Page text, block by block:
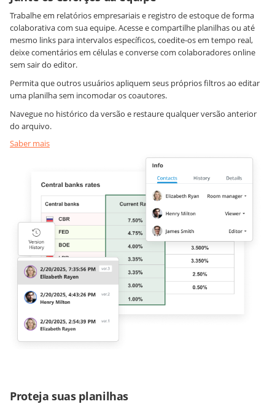
Trabalhe em relatórios empresariais e registro de estoque de forma
colaborativa com sua equipe. Acesse e compartilhe planilhas ou até
mesmo links para intervalos específicos, coedite-os em tempo real,
deixe comentários em células e converse com colaboradores online
sem sair do editor.
Permita que outros usuários apliquem seus próprios filtros ao editar
uma planilha sem incomodar os coautores.
Navegue no histórico da versão e restaure qualquer versão anterior
do arquivo.
Saber mais
Proteja suas planilhas